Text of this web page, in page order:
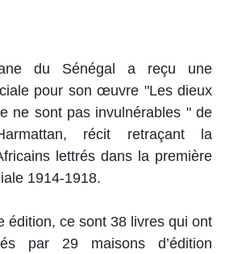
du Sénégal a reçu une
pour son œuvre "Les dieux
ne sont pas invulnérables " de
récit retraçant la
lettrés dans la première
1914-1918.
édition, ce sont 38 livres qui ont
par 29 maisons d’édition